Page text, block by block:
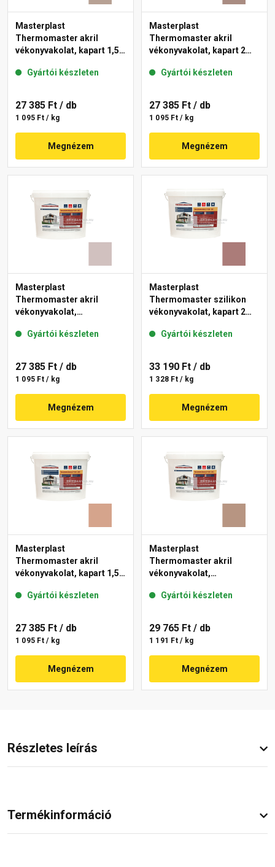
Masterplast
Thermomaster akril
vékonyvakolat, kapart 1,5
Gyártói készleten
27 385 Ft / db
1 095 Ft / kg
Megnézem
Masterplast
Thermomaster akril
vékonyvakolat, kapart 2
Gyártói készleten
27 385 Ft / db
1 095 Ft / kg
Megnézem
Masterplast
Thermomaster akril
vékonyvakolat,
18-E 25 kg
Gyártói készleten
27 385 Ft / db
1 095 Ft / kg
Megnézem
Masterplast
Thermomaster szilikon
vékonyvakolat, kapart 2
Gyártói készleten
33 190 Ft / db
1 328 Ft / kg
Megnézem
Masterplast
Thermomaster akril
vékonyvakolat, kapart 1,5
Gyártói készleten
27 385 Ft / db
1 095 Ft / kg
Megnézem
Masterplast
Thermomaster akril
vékonyvakolat,
09-C 25 kg
Gyártói készleten
29 765 Ft / db
1 191 Ft / kg
Megnézem
Részletes leírás
Termékinformáció